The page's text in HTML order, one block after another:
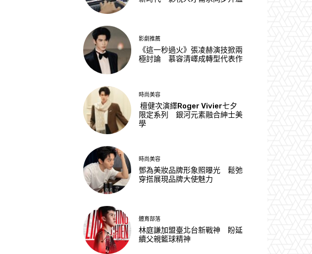
影劇推薦
《這一秒過火》張凌赫演技掀兩
極討論 慕容清嶧成轉型代表作
時尚美容
檀健次演繹Roger Vivier七夕
限定系列 銀河元素融合紳士美
學
時尚美容
鄧為美妝品牌形象照曝光 鬆弛
穿搭展現品牌大使魅力
體育部落
林庭謙加盟臺北台新戰神 盼延
續父親籃球精神